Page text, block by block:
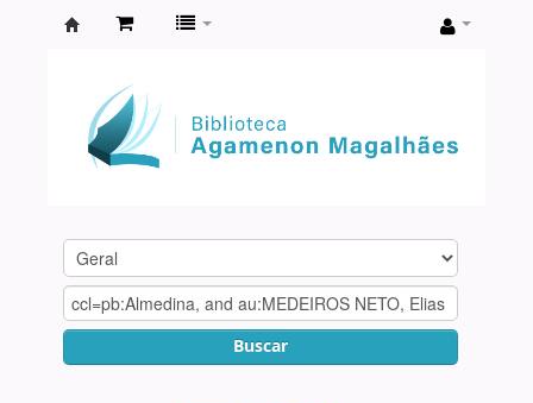
Agamenon
Magalhães
Buscar